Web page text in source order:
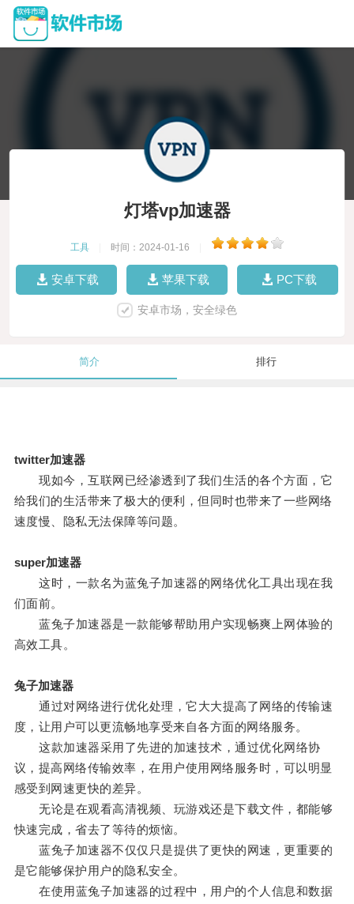
灯塔vp加速器
工具 时间：2024-01-16
安卓下载 苹果下载 PC下载
安卓市场，安全绿色
简介 排行
twitter加速器
现如今，互联网已经渗透到了我们生活的各个方面，它
给我们的生活带来了极大的便利，但同时也带来了一些网络
速度慢、隐私无法保障等问题。
super加速器
这时，一款名为蓝兔子加速器的网络优化工具出现在我
们面前。
蓝兔子加速器是一款能够帮助用户实现畅爽上网体验的
高效工具。
兔子加速器
通过对网络进行优化处理，它大大提高了网络的传输速
度，让用户可以更流畅地享受来自各方面的网络服务。
这款加速器采用了先进的加速技术，通过优化网络协
议，提高网络传输效率，在用户使用网络服务时，可以明显
感受到网速更快的差异。
无论是在观看高清视频、玩游戏还是下载文件，都能够
快速完成，省去了等待的烦恼。
蓝兔子加速器不仅仅只是提供了更快的网速，更重要的
是它能够保护用户的隐私安全。
在使用蓝兔子加速器的过程中，用户的个人信息和数据